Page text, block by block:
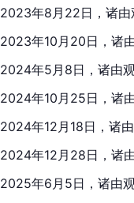
2023年8月22日，诸
2023年10月20日，诸
2024年5月8日，诸由
2024年10月25日，诸
2024年12月18日，诸
2024年12月28日，诸
2025年6月5日，诸由